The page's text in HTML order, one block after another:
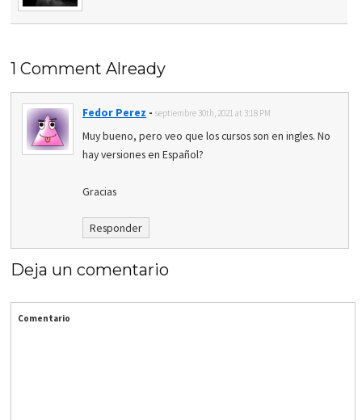
1 Comment Already
Fedor Perez - septiembre 30th, 2021 at 3:18 PM
Muy bueno, pero veo que los cursos son en ingles. No
hay versiones en Español?
Gracias
Responder
Deja un comentario
Comentario